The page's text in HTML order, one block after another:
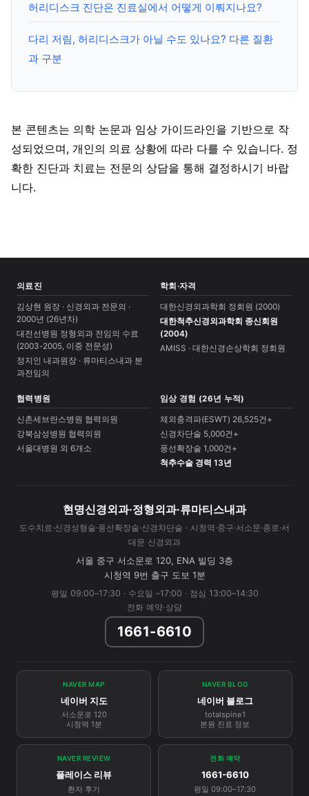
허리디스크 진단은 진료실에서 어떻게 이뤄지나요?
다리 저림, 허리디스크가 아닐 수도 있나요? 다른 질환
과 구분
본 콘텐츠는 의학 논문과 임상 가이드라인을 기반으로 작
성되었으며, 개인의 의료 상황에 따라 다를 수 있습니다. 정
확한 진단과 치료는 전문의 상담을 통해 결정하시기 바랍
니다.
의료진
김상현 원장 · 신경외과 전문의 ·
2000년 (26년차)
대전선병원 정형외과 전임의 수료
(2003-2005, 이중 전문성)
정지인 내과원장 · 류마티스내과 분
과전임의
학회·자격
대한신경외과학회 정회원 (2000)
대한척추신경외과학회 종신회원
(2004)
AMISS · 대한신경손상학회 정회원
협력병원
신촌세브란스병원 협력의원
강북삼성병원 협력의원
서울대병원 외 6개소
임상 경험 (26년 누적)
체외충격파(ESWT) 26,525건+
신경차단술 5,000건+
풍선확장술 1,000건+
척추수술 경력 13년
현명신경외과·정형외과·류마티스내과
도수치료·신경성형술·풍선확장술·신경차단술 · 시청역·중구·서소문·종로·서
대문 신경외과
서울 중구 서소문로 120, ENA 빌딩 3층
시청역 9번 출구 도보 1분
평일 09:00–17:30 · 수요일 –17:00 · 점심 13:00–14:30
전화 예약·상담
1661-6610
NAVER MAP
네이버 지도
서소문로 120
시청역 1분
NAVER BLOG
네이버 블로그
totalspine1
본원 진료 정보
NAVER REVIEW
플레이스 리뷰
환자 후기
전화 예약
1661-6610
평일 09:00–17:30